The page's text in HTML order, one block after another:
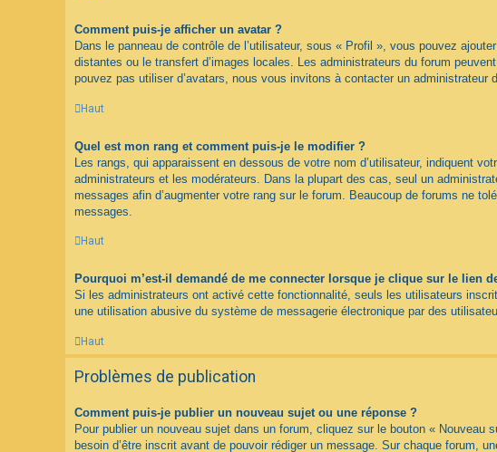
Comment puis-je afficher un avatar ?
Dans le panneau de contrôle de l’utilisateur, sous « Profil », vous pouvez
distantes ou le transfert d’images locales. Les administrateurs du forum
pouvez pas utiliser d’avatars, nous vous invitons à contacter un administrateur
Haut
Quel est mon rang et comment puis-je le modifier ?
Les rangs, qui apparaissent en dessous de votre nom d’utilisateur, indiquent
administrateurs et les modérateurs. Dans la plupart des cas, seul un
messages afin d’augmenter votre rang sur le forum. Beaucoup de forums ne
messages.
Haut
Pourquoi m’est-il demandé de me connecter lorsque je clique sur le lien
Si les administrateurs ont activé cette fonctionnalité, seuls les utilisateurs
une utilisation abusive du système de messagerie électronique par des
Haut
Problèmes de publication
Comment puis-je publier un nouveau sujet ou une réponse ?
Pour publier un nouveau sujet dans un forum, cliquez sur le bouton «
besoin d’être inscrit avant de pouvoir rédiger un message. Sur chaque forum,